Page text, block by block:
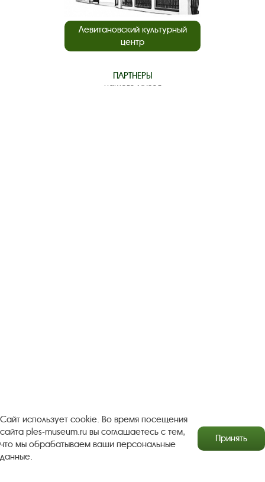
Левитановский культурный
центр
ПАРТНЕРЫ
нашего музея
Антикоррупционная деятельность
Сайт использует cookie. Во время посещения
сайта ples-museum.ru вы соглашаетесь с тем,
что мы обрабатываем ваши персональные
данные.
Принять